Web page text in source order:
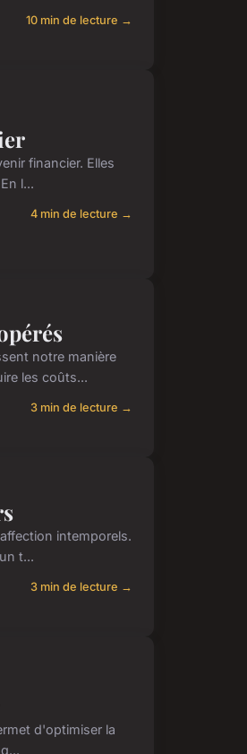
10 min de lecture →
financier. Elles
l...
4 min de lecture →
notre manière
les coûts...
3 min de lecture →
intemporels.
t...
3 min de lecture →
d'optimiser la